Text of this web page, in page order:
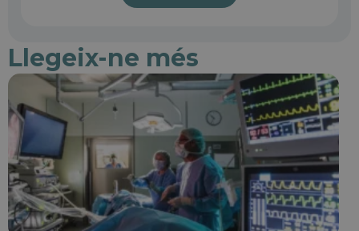
Llegeix-ne més